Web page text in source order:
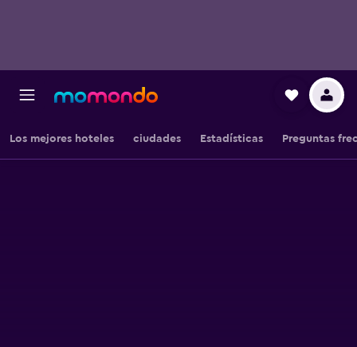
Los mejores hoteles ciudades Estadísticas Preguntas